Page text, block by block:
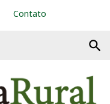
Contato
search